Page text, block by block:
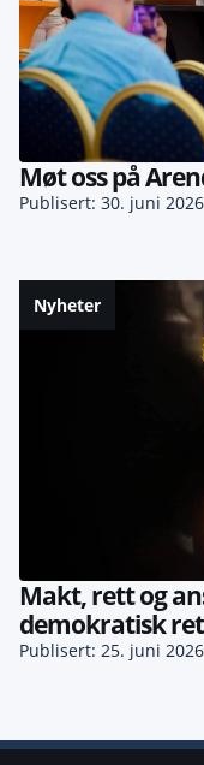
Møt oss på
Publisert: 30. juni 2026
Nyheter
Makt, rett og
demokratisk
Publisert: 25. juni 2026